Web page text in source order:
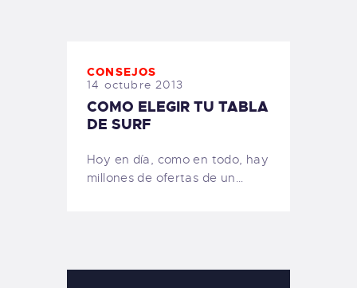
CONSEJOS
14 octubre 2013
COMO ELEGIR TU TABLA
DE SURF
Hoy en día, como en todo, hay
millones de ofertas de un…